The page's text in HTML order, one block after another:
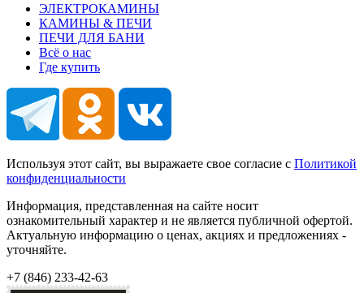
ЭЛЕКТРОКАМИНЫ
КАМИНЫ & ПЕЧИ
ПЕЧИ ДЛЯ БАНИ
Всё о нас
Где купить
Используя этот сайт, вы выражаете свое согласие с Политикой
конфиденциальности
Информация, представленная на сайте носит
ознакомительный характер и не является публичной офертой.
Актуальную информацию о ценах, акциях и предложениях -
уточняйте.
+7 (846) 233-42-63